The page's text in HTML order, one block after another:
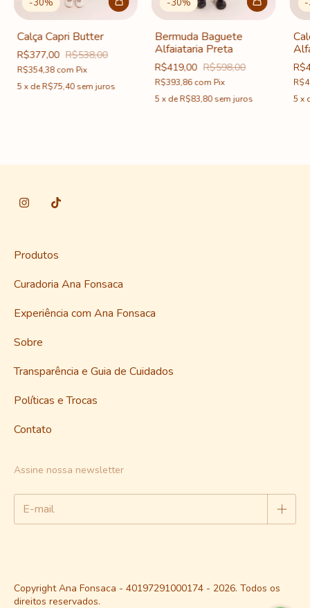
-30%
Calça Capri Butter
R$377,00 R$538,00
R$354,38com Pix
5 xdeR$75,40sem juros
-30%
Bermuda Baguete
Alfaiataria Preta
R$419,00 R$598,00
R$393,86com Pix
5 xdeR$83,80sem juros
-
5 x
Produtos
Curadoria Ana Fonsaca
Experiência com Ana Fonsaca
Sobre
Transparência e Guia de Cuidados
Políticas e Trocas
Contato
Assine nossa newsletter
Copyright Ana Fonsaca - 40197291000174 - 2026. Todos os
direitos reservados.